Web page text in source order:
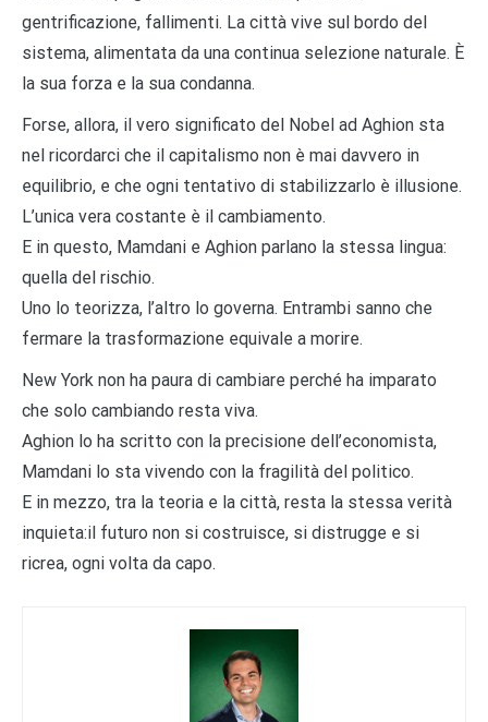
gentrificazione, fallimenti. La città vive sul bordo del
sistema, alimentata da una continua selezione naturale. È
la sua forza e la sua condanna.
Forse, allora, il vero significato del Nobel ad Aghion sta
nel ricordarci che il capitalismo non è mai davvero in
equilibrio, e che ogni tentativo di stabilizzarlo è illusione.
L’unica vera costante è il cambiamento.
E in questo, Mamdani e Aghion parlano la stessa lingua:
quella del rischio.
Uno lo teorizza, l’altro lo governa. Entrambi sanno che
fermare la trasformazione equivale a morire.
New York non ha paura di cambiare perché ha imparato
che solo cambiando resta viva.
Aghion lo ha scritto con la precisione dell’economista,
Mamdani lo sta vivendo con la fragilità del politico.
E in mezzo, tra la teoria e la città, resta la stessa verità
inquieta:il futuro non si costruisce, si distrugge e si
ricrea, ogni volta da capo.